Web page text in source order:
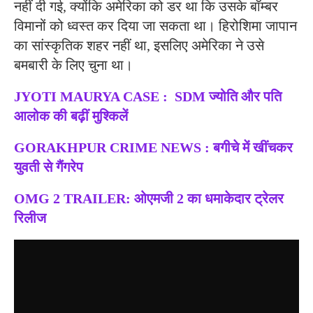
नहीं दी गई, क्योंकि अमेरिका को डर था कि उसके बॉम्बर
विमानों को ध्वस्त कर दिया जा सकता था। हिरोशिमा जापान
का सांस्कृतिक शहर नहीं था, इसलिए अमेरिका ने उसे
बमबारी के लिए चुना था।
JYOTI MAURYA CASE : SDM ज्योति और पति
आलोक की बढ़ीं मुश्किलें
GORAKHPUR CRIME NEWS : बगीचे में खींचकर
युवती से गैंगरेप
OMG 2 TRAILER: ओएमजी 2 का धमाकेदार ट्रेलर
रिलीज